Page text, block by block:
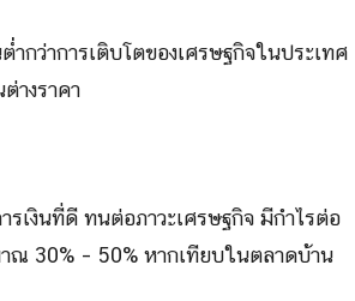
กว่าการเติบโตของเศรษฐกิจในประเทศ
างราคา
เงินที่ดี ทนต่อภาวะเศรษฐกิจ มีกำไรต่อ
ณ 30% – 50% หากเทียบในตลาดบ้าน